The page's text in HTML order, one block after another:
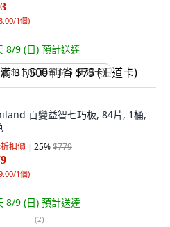
1個)
8/9 (日) 預計送達
满 $1,500 再省 $75 (王道卡)
百變益智七巧板, 84片, 1桶,
扣價 25%$779
1個)
8/9 (日) 預計送達
(2)